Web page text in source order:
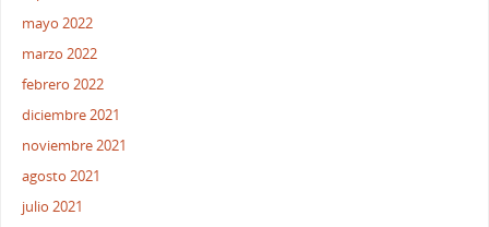
mayo 2022
marzo 2022
febrero 2022
diciembre 2021
noviembre 2021
agosto 2021
julio 2021